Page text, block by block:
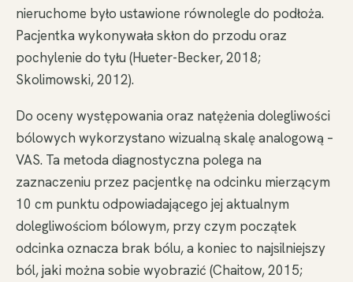
nieruchome było ustawione równolegle do podłoża.
Pacjentka wykonywała skłon do przodu oraz
pochylenie do tyłu (Hueter-Becker, 2018;
Skolimowski, 2012).
Do oceny występowania oraz natężenia dolegliwości
bólowych wykorzystano wizualną skalę analogową –
VAS. Ta metoda diagnostyczna polega na
zaznaczeniu przez pacjentkę na odcinku mierzącym
10 cm punktu odpowiadającego jej aktualnym
dolegliwościom bólowym, przy czym początek
odcinka oznacza brak bólu, a koniec to najsilniejszy
ból, jaki można sobie wyobrazić (Chaitow, 2015;